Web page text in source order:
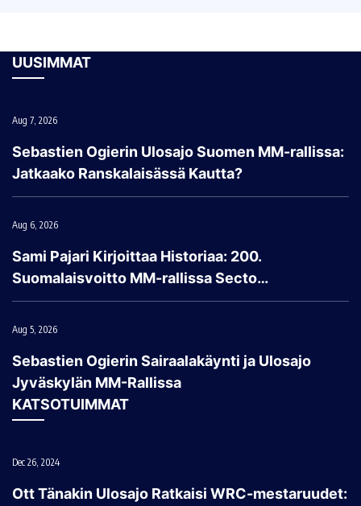
UUSIMMAT
Aug 7, 2026
Sebastien Ogierin Ulosajo Suomen MM-rallissa:
Jatkaako Ranskalaisässä Kautta?
Aug 6, 2026
Sami Pajari Kirjoittaa Historiaa: 200.
Suomalaisvoitto MM-rallissa Secto…
Aug 5, 2026
Sebastien Ogierin Sairaalakäynti ja Ulosajo
Jyväskylän MM-Rallissa
KATSOTUIMMAT
Dec 26, 2024
Ott Tänakin Ulosajo Ratkaisi WRC-mestaruudet: